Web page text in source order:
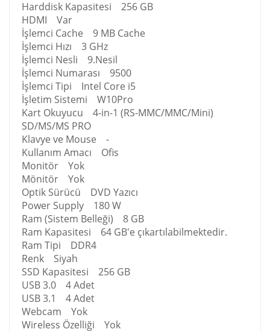
Harddisk Kapasitesi 256 GB
HDMI Var
İşlemci Cache 9 MB Cache
İşlemci Hızı 3 GHz
İşlemci Nesli 9.Nesil
İşlemci Numarası 9500
İşlemci Tipi Intel Core i5
İşletim Sistemi W10Pro
Kart Okuyucu 4-in-1 (RS-MMC/MMC/Mini)
SD/MS/MS PRO
Klavye ve Mouse -
Kullanım Amacı Ofis
Monitör Yok
Mönitör Yok
Optik Sürücü DVD Yazıcı
Power Supply 180 W
Ram (Sistem Belleği) 8 GB
Ram Kapasitesi 64 GB'e çıkartılabilmektedir.
Ram Tipi DDR4
Renk Siyah
SSD Kapasitesi 256 GB
USB 3.0 4 Adet
USB 3.1 4 Adet
Webcam Yok
Wireless Özelliği Yok